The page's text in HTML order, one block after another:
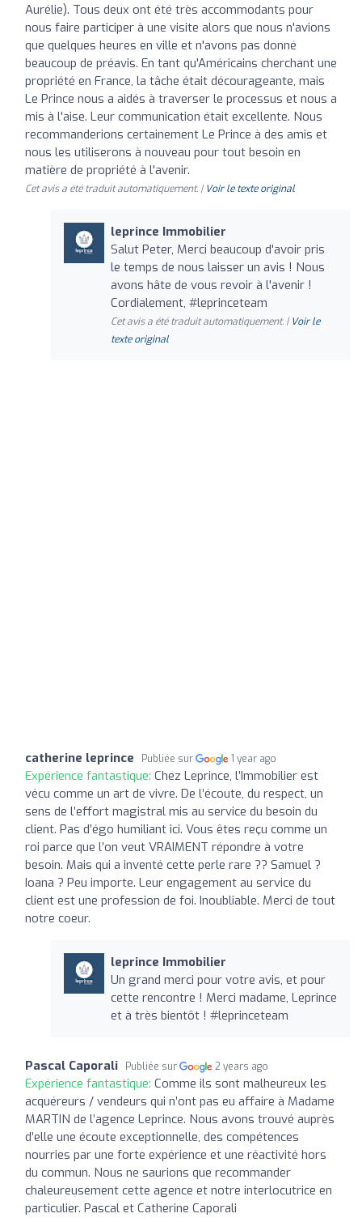
Aurélie). Tous deux ont été très accommodants pour
nous faire participer à une visite alors que nous n'avions
que quelques heures en ville et n'avons pas donné
beaucoup de préavis. En tant qu'Américains cherchant une
propriété en France, la tâche était décourageante, mais
Le Prince nous a aidés à traverser le processus et nous a
mis à l'aise. Leur communication était excellente. Nous
recommanderions certainement Le Prince à des amis et
nous les utiliserons à nouveau pour tout besoin en
matière de propriété à l'avenir.
Cet avis a été traduit automatiquement. | Voir le texte original
leprince Immobilier
Salut Peter, Merci beaucoup d'avoir pris
le temps de nous laisser un avis ! Nous
avons hâte de vous revoir à l'avenir !
Cordialement, #leprinceteam
Cet avis a été traduit automatiquement. | Voir le
texte original
catherine leprince Publiée sur 1 year ago
Expérience fantastique: Chez Leprince, l’Immobilier est
vécu comme un art de vivre. De l’écoute, du respect, un
sens de l’effort magistral mis au service du besoin du
client. Pas d’égo humiliant ici. Vous êtes reçu comme un
roi parce que l’on veut VRAIMENT répondre à votre
besoin. Mais qui a inventé cette perle rare ?? Samuel ?
Ioana ? Peu importe. Leur engagement au service du
client est une profession de foi. Inoubliable. Merci de tout
notre coeur.
leprince Immobilier
Un grand merci pour votre avis, et pour
cette rencontre ! Merci madame, Leprince
et à très bientôt ! #leprinceteam
Pascal Caporali Publiée sur 2 years ago
Expérience fantastique: Comme ils sont malheureux les
acquéreurs / vendeurs qui n’ont pas eu affaire à Madame
MARTIN de l’agence Leprince. Nous avons trouvé auprès
d’elle une écoute exceptionnelle, des compétences
nourries par une forte expérience et une réactivité hors
du commun. Nous ne saurions que recommander
chaleureusement cette agence et notre interlocutrice en
particulier. Pascal et Catherine Caporali